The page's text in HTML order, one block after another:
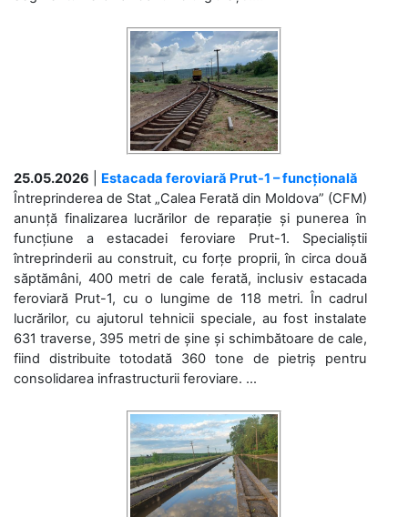
25.05.2026
Estacada feroviară Prut-1 – funcțională
Întreprinderea de Stat „Calea Ferată din Moldova” (CFM)
anunță finalizarea lucrărilor de reparație și punerea în
funcțiune a estacadei feroviare Prut-1. Specialiștii
întreprinderii au construit, cu forțe proprii, în circa două
săptămâni, 400 metri de cale ferată, inclusiv estacada
feroviară Prut-1, cu o lungime de 118 metri. În cadrul
lucrărilor, cu ajutorul tehnicii speciale, au fost instalate
631 traverse, 395 metri de șine și schimbătoare de cale,
fiind distribuite totodată 360 tone de pietriș pentru
consolidarea infrastructurii feroviare. ...